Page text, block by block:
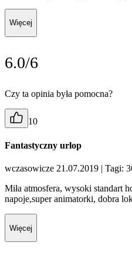
Więcej
6.0/6
Czy ta opinia była pomocna?
10
Fantastyczny urlop
wczasowicze 21.07.2019 | Tagi:
Miła atmosfera, wysoki standart
napoje,super animatorki, dobra
Więcej